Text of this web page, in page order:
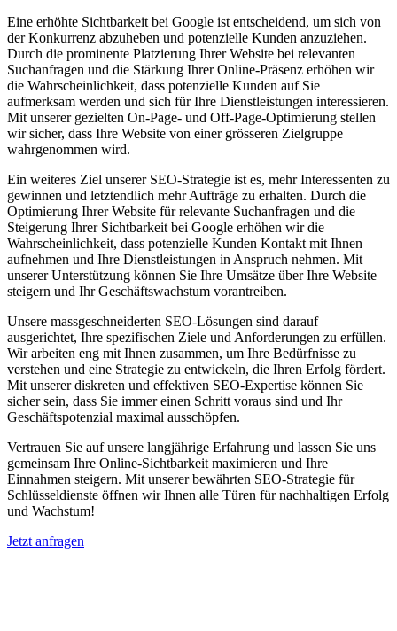
Eine erhöhte Sichtbarkeit bei Google ist entscheidend, um sich von
der Konkurrenz abzuheben und potenzielle Kunden anzuziehen.
Durch die prominente Platzierung Ihrer Website bei relevanten
Suchanfragen und die Stärkung Ihrer Online-Präsenz erhöhen wir
die Wahrscheinlichkeit, dass potenzielle Kunden auf Sie
aufmerksam werden und sich für Ihre Dienstleistungen interessieren.
Mit unserer gezielten On-Page- und Off-Page-Optimierung stellen
wir sicher, dass Ihre Website von einer grösseren Zielgruppe
wahrgenommen wird.
Ein weiteres Ziel unserer SEO-Strategie ist es, mehr Interessenten zu
gewinnen und letztendlich mehr Aufträge zu erhalten. Durch die
Optimierung Ihrer Website für relevante Suchanfragen und die
Steigerung Ihrer Sichtbarkeit bei Google erhöhen wir die
Wahrscheinlichkeit, dass potenzielle Kunden Kontakt mit Ihnen
aufnehmen und Ihre Dienstleistungen in Anspruch nehmen. Mit
unserer Unterstützung können Sie Ihre Umsätze über Ihre Website
steigern und Ihr Geschäftswachstum vorantreiben.
Unsere massgeschneiderten SEO-Lösungen sind darauf
ausgerichtet, Ihre spezifischen Ziele und Anforderungen zu erfüllen.
Wir arbeiten eng mit Ihnen zusammen, um Ihre Bedürfnisse zu
verstehen und eine Strategie zu entwickeln, die Ihren Erfolg fördert.
Mit unserer diskreten und effektiven SEO-Expertise können Sie
sicher sein, dass Sie immer einen Schritt voraus sind und Ihr
Geschäftspotenzial maximal ausschöpfen.
Vertrauen Sie auf unsere langjährige Erfahrung und lassen Sie uns
gemeinsam Ihre Online-Sichtbarkeit maximieren und Ihre
Einnahmen steigern. Mit unserer bewährten SEO-Strategie für
Schlüsseldienste öffnen wir Ihnen alle Türen für nachhaltigen Erfolg
und Wachstum!
Jetzt anfragen